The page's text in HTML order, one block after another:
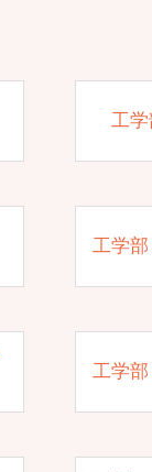
工
工学
工学